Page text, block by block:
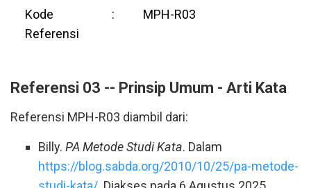
Kode
Referensi
: MPH-R03
Referensi 03 -- Prinsip Umum - Arti Kata
Referensi MPH-R03 diambil dari:
Billy. PA Metode Studi Kata. Dalam
https://blog.sabda.org/2010/10/25/pa-metode-